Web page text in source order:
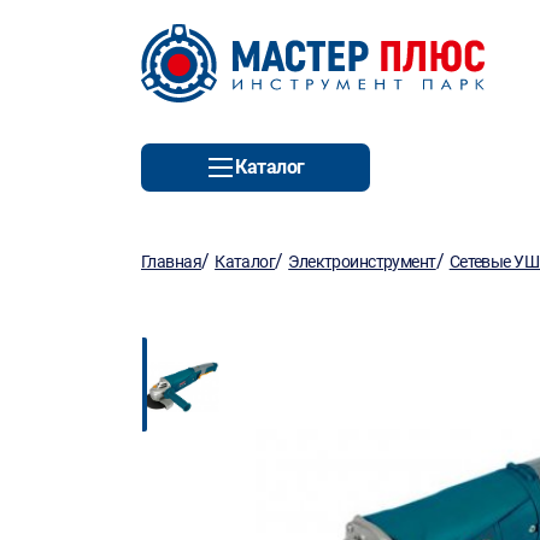
Каталог
Главная/ Каталог/ Электроинструмент/ Сетевые